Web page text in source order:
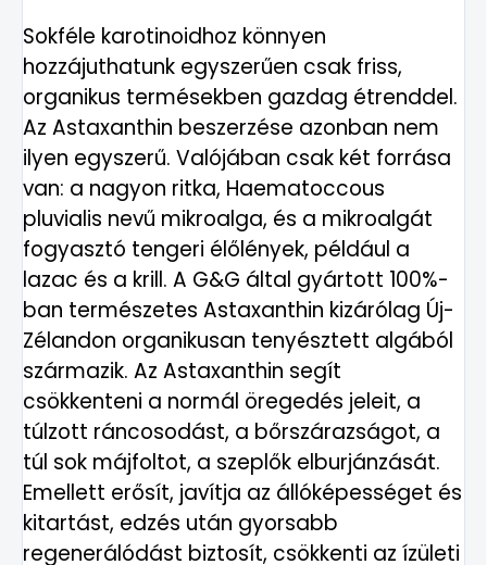
Sokféle karotinoidhoz könnyen
hozzájuthatunk egyszerűen csak friss,
organikus termésekben gazdag étrenddel.
Az Astaxanthin beszerzése azonban nem
ilyen egyszerű. Valójában csak két forrása
van: a nagyon ritka, Haematoccous
pluvialis nevű mikroalga, és a mikroalgát
fogyasztó tengeri élőlények, például a
lazac és a krill. A G&G által gyártott 100%-
ban természetes Astaxanthin kizárólag Új-
Zélandon organikusan tenyésztett algából
származik. Az Astaxanthin segít
csökkenteni a normál öregedés jeleit, a
túlzott ráncosodást, a bőrszárazságot, a
túl sok májfoltot, a szeplők elburjánzását.
Emellett erősít, javítja az állóképességet és
kitartást, edzés után gyorsabb
regenerálódást biztosít, csökkenti az ízületi